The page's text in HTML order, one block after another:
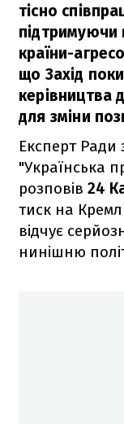
тісно
підтримуючи
країни-
що Захід
керівництва
для зміни
Експерт Ради
"Українська
розповів 24
тиск на
відчує
нинішню